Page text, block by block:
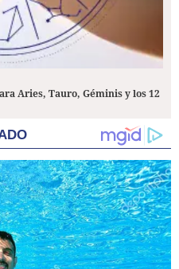
Aries, Tauro, Géminis y los 12